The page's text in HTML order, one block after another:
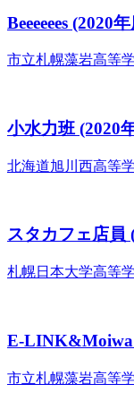
Beeeeees (2020
市立札幌藻岩高等
小水力班 (2020
北海道旭川西高等
スタカフェ店員
札幌日本大学高等
E-LINK&Moiwa
市立札幌藻岩高等